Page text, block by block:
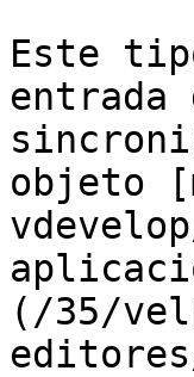
Este
entrada
objeto
(/35/